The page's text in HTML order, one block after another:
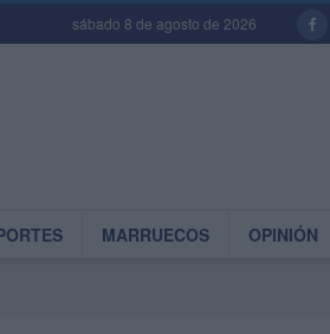
sábado 8 de agosto de 2026
MARRUECOS OPINIÓN